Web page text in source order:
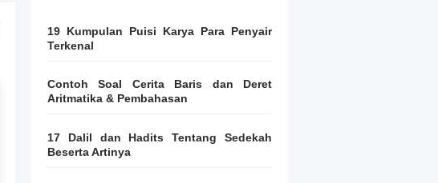
19 Kumpulan Puisi Karya Para Penyair
Terkenal
Contoh Soal Cerita Baris dan Deret
Aritmatika & Pembahasan
17 Dalil dan Hadits Tentang Sedekah
Beserta Artinya